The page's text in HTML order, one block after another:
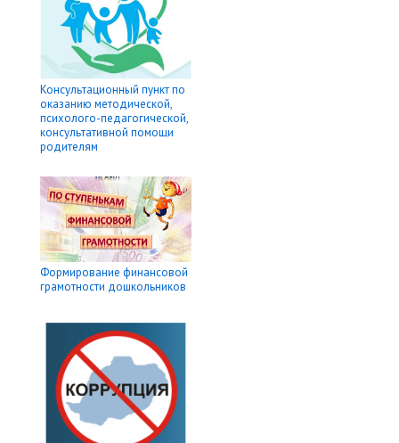
Консультационный пункт по
оказанию методической,
психолого-педагогической,
консультативной помощи
родителям
Формирование финансовой
грамотности дошкольников